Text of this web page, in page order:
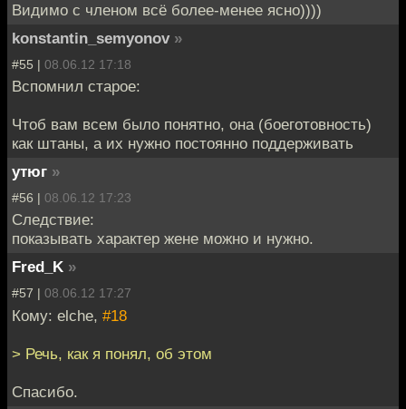
Видимо с членом всё более-менее ясно))))
konstantin_semyonov »
#55 | 08.06.12 17:18
Вспомнил старое:
Чтоб вам всем было понятно, она (боеготовность)
как штаны, а их нужно постоянно поддерживать
утюг »
#56 | 08.06.12 17:23
Следствие:
показывать характер жене можно и нужно.
Fred_K »
#57 | 08.06.12 17:27
Кому: elche, #18
> Речь, как я понял, об этом
Спасибо.